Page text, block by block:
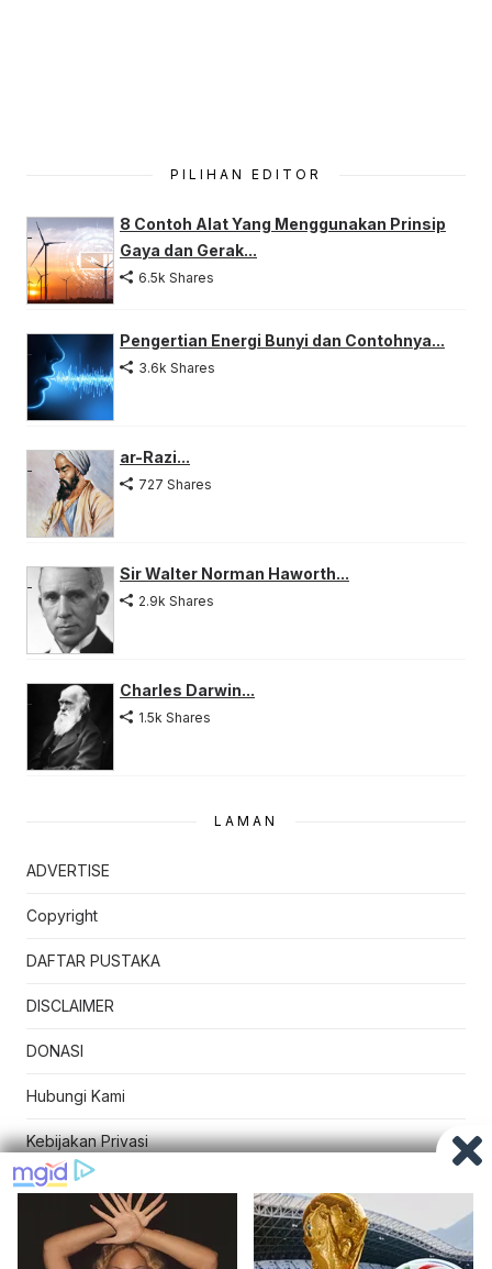
PILIHAN EDITOR
8 Contoh Alat Yang Menggunakan Prinsip
Gaya dan Gerak...
6.5k Shares
Pengertian Energi Bunyi dan Contohnya...
3.6k Shares
ar-Razi...
727 Shares
Sir Walter Norman Haworth...
2.9k Shares
Charles Darwin...
1.5k Shares
LAMAN
ADVERTISE
Copyright
DAFTAR PUSTAKA
DISCLAIMER
DONASI
Hubungi Kami
Kebijakan Privasi